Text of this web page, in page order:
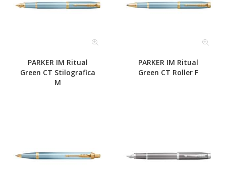
PARKER IM Ritual
Green CT Stilografica
M
PARKER IM Ritual
Green CT Roller F